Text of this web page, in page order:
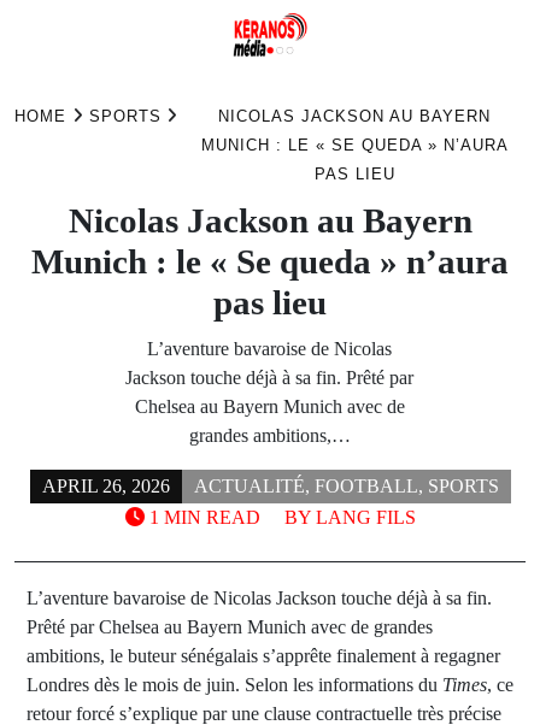
HOME SPORTS
NICOLAS JACKSON AU BAYERN
MUNICH : LE « SE QUEDA » N’AURA
PAS LIEU
Nicolas Jackson au Bayern
Munich : le « Se queda » n’aura
pas lieu
L’aventure bavaroise de Nicolas
Jackson touche déjà à sa fin. Prêté par
Chelsea au Bayern Munich avec de
grandes ambitions,…
APRIL 26, 2026 ACTUALITÉ, FOOTBALL, SPORTS
BY LANG FILS
1 MIN READ
L’aventure bavaroise de Nicolas Jackson touche déjà à sa fin.
Prêté par Chelsea au Bayern Munich avec de grandes
ambitions, le buteur sénégalais s’apprête finalement à regagner
Londres dès le mois de juin. Selon les informations du Times, ce
retour forcé s’explique par une clause contractuelle très précise